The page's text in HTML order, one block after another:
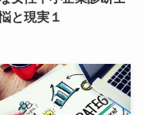
と現実１